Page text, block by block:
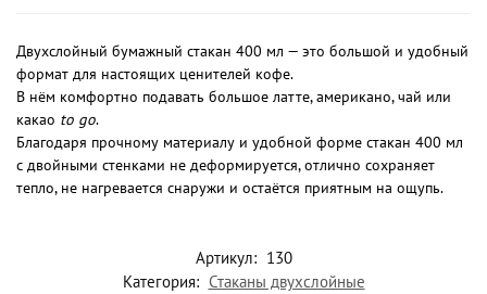
Двухслойный бумажный стакан 400 мл — это большой и удобный
формат для настоящих ценителей кофе.
В нём комфортно подавать большое латте, американо, чай или
какао to go.
Благодаря прочному материалу и удобной форме стакан 400 мл
с двойными стенками не деформируется, отлично сохраняет
тепло, не нагревается снаружи и остаётся приятным на ощупь.
Артикул: 130
Категория: Стаканы двухслойные